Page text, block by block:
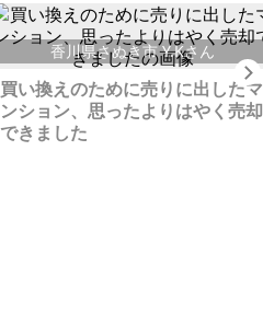
香川県さぬき市 Y.Kさん
買い換えのために売りに出したマ
ンション、思ったよりはやく売却
できました